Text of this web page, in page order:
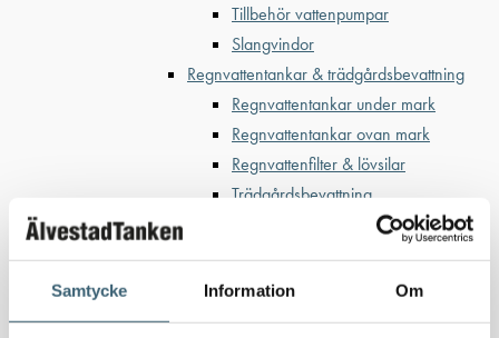
Samtycke Information Om
Tillbehör vattenpumpar
Slangvindor
Regnvattentankar & trädgårdsbevattning
Regnvattentankar under mark
Regnvattentankar ovan mark
Regnvattenfilter & lövsilar
Trädgårdsbevattning
Vattenplattformar